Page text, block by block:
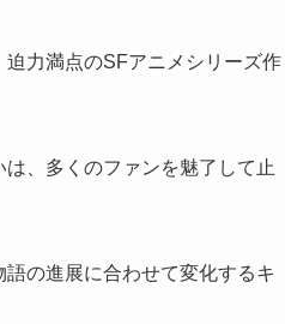
迫力満点のSFアニメシリーズ作
、多くのファンを魅了して止
の進展に合わせて変化するキ